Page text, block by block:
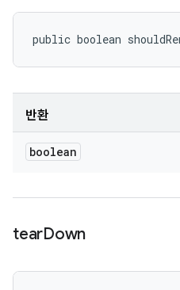
public boolean
반환
boolean
tearDown